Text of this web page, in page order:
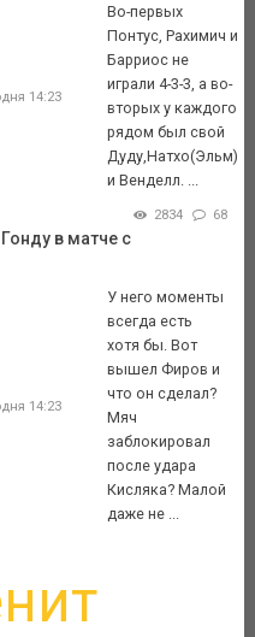
14:23
Во-первых
Понтус, Рахимич и
Барриос не
играли 4-3-3, а во-
вторых у каждого
рядом был свой
Дуду,Натхо(Эльм)
и Венделл. ...
2834 68
в матче с
14:23
У него моменты
всегда есть
хотя бы. Вот
вышел Фиров и
что он сделал?
Мяч
заблокировал
после удара
Кисляка? Малой
даже не ...